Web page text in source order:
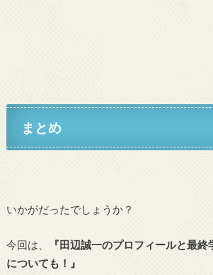
まとめ
いかがだったでしょうか？
今回は、 『田辺誠一のプロフィールと最終
についても！』